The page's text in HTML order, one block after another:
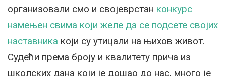
организовали смо и својеврстан конкурс
намењен свима који желе да се подсете својих
наставника који су утицали на њихов живот.
Судећи према броју и квалитету прича из
школских дана који је дошао до нас, много је